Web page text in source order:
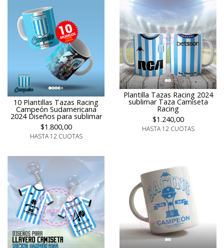
10 Plantillas Tazas Racing
Campeón Sudamericana
2024 Diseños para sublimar
$1.800,00
HASTA 12 CUOTAS
Plantilla Tazas Racing 2024
sublimar Taza Camiseta
Racing
$1.240,00
HASTA 12 CUOTAS